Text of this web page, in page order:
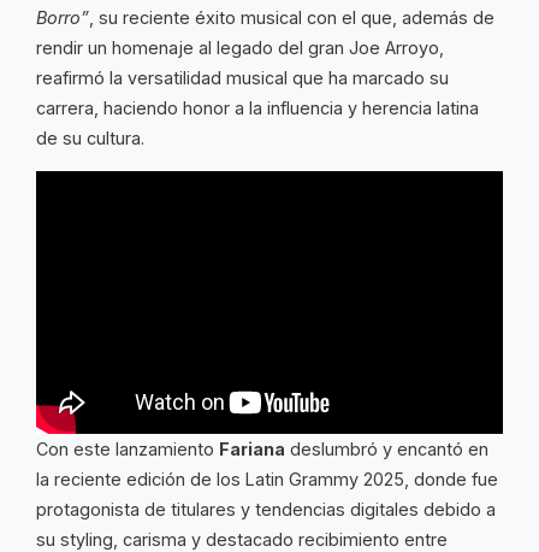
Borro” , su reciente éxito musical con el que, además de
rendir un homenaje al legado del gran Joe Arroyo,
reafirmó la versatilidad musical que ha marcado su
carrera, haciendo honor a la influencia y herencia latina
de su cultura.
Con este lanzamiento Fariana deslumbró y encantó en
la reciente edición de los Latin Grammy 2025, donde fue
protagonista de titulares y tendencias digitales debido a
su styling, carisma y destacado recibimiento entre